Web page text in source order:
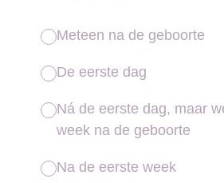
Meteen na de geboorte
De eerste dag
Ná de eerste dag, maar
week na de geboorte
Na de eerste week